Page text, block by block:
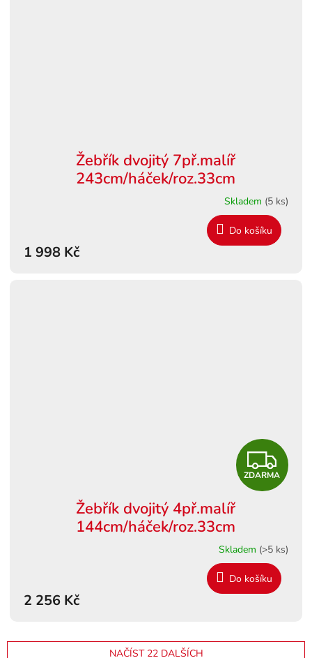
Žebřík dvojitý 7př.malíř
243cm/háček/roz.33cm
Skladem (5 ks)
1 998 Kč
Do košíku
Z
D
R
M
ZDARMA
Žebřík dvojitý 4př.malíř
144cm/háček/roz.33cm
Skladem (>5 ks)
2 256 Kč
Do košíku
NAČÍST 22 DALŠÍCH